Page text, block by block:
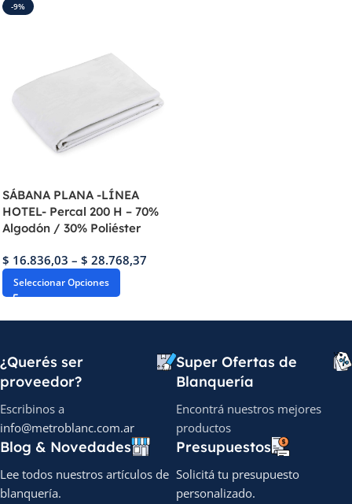
-9%
SÁBANA PLANA -LÍNEA
HOTEL- Percal 200 H – 70%
Algodón / 30% Poliéster
$ 16.836,03 – $ 28.768,37
Seleccionar Opciones
¿Querés ser
proveedor?
Escribinos a
info@metroblanc.com.ar
Super Ofertas de
Blanquería
Encontrá nuestros mejores
productos
Blog & Novedades
Lee todos nuestros artículos de
blanquería.
Presupuestos
Solicitá tu presupuesto
personalizado.